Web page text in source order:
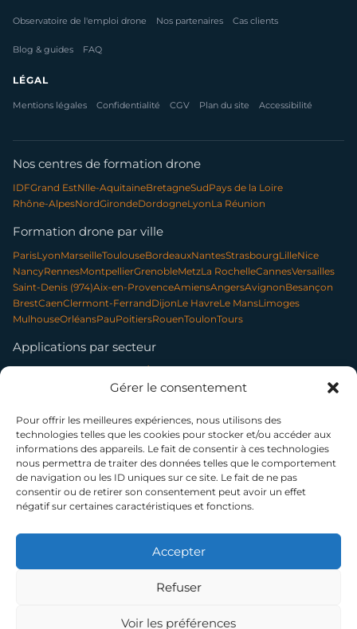
Gérer le consentement
Pour offrir les meilleures expériences, nous utilisons des
technologies telles que les cookies pour stocker et/ou accéder aux
informations des appareils. Le fait de consentir à ces technologies
nous permettra de traiter des données telles que le comportement
de navigation ou les ID uniques sur ce site. Le fait de ne pas
consentir ou de retirer son consentement peut avoir un effet
négatif sur certaines caractéristiques et fonctions.
Accepter
Refuser
Voir les préférences
Observatoire de l'emploi drone Nos partenaires Cas clients
Blog & guides FAQ
LÉGAL
Mentions légales Confidentialité CGV Plan du site Accessibilité
Nos centres de formation drone
IDFGrand EstNlle-AquitaineBretagneSudPays de la Loire
Rhône-AlpesNordGirondeDordogneLyonLa Réunion
Formation drone par ville
ParisLyonMarseilleToulouseBordeauxNantesStrasbourgLilleNice
NancyRennesMontpellierGrenobleMetzLa RochelleCannesVersailles
Saint-Denis (974)Aix-en-ProvenceAmiensAngersAvignonBesançon
BrestCaenClermont-FerrandDijonLe HavreLe MansLimoges
MulhouseOrléansPauPoitiersRouenToulonTours
Applications par secteur
Événementiel & tourismeForêt & environnement
Photo professionnelleNettoyage par drone
SUIVEZ-NOUS
FORMATION
NDA 11 75 51962 75 — Cet enregistrement ne vaut pas agrément de l'État